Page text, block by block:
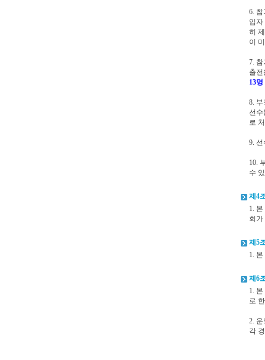
6.
입
히
이
7.
출
13
8.
선수
로
9. 선
10.
수
제4
1.
회
제5
1.
제6
1.
로
2.
각